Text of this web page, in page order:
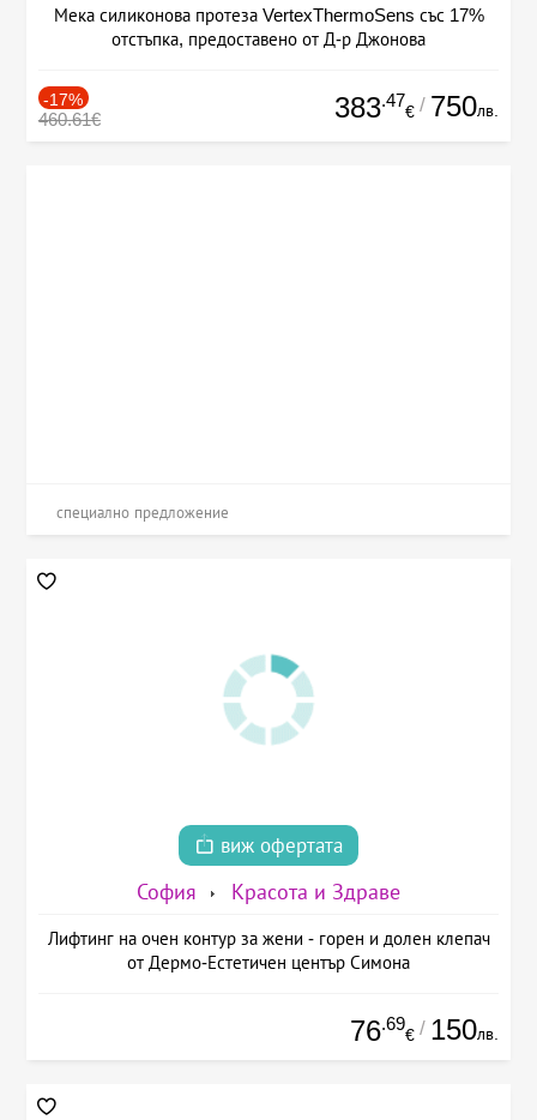
Мека силиконова протеза VertexThermoSens със 17%
отстъпка, предоставено от Д-р Джонова
-17%
460.61€ 383.47
€ / 750лв.
специално предложение
виж офертата
София Красота и Здраве
Лифтинг на очен контур за жени - горен и долен клепач
от Дермо-Естетичен център Симона
76.69
€ / 150лв.